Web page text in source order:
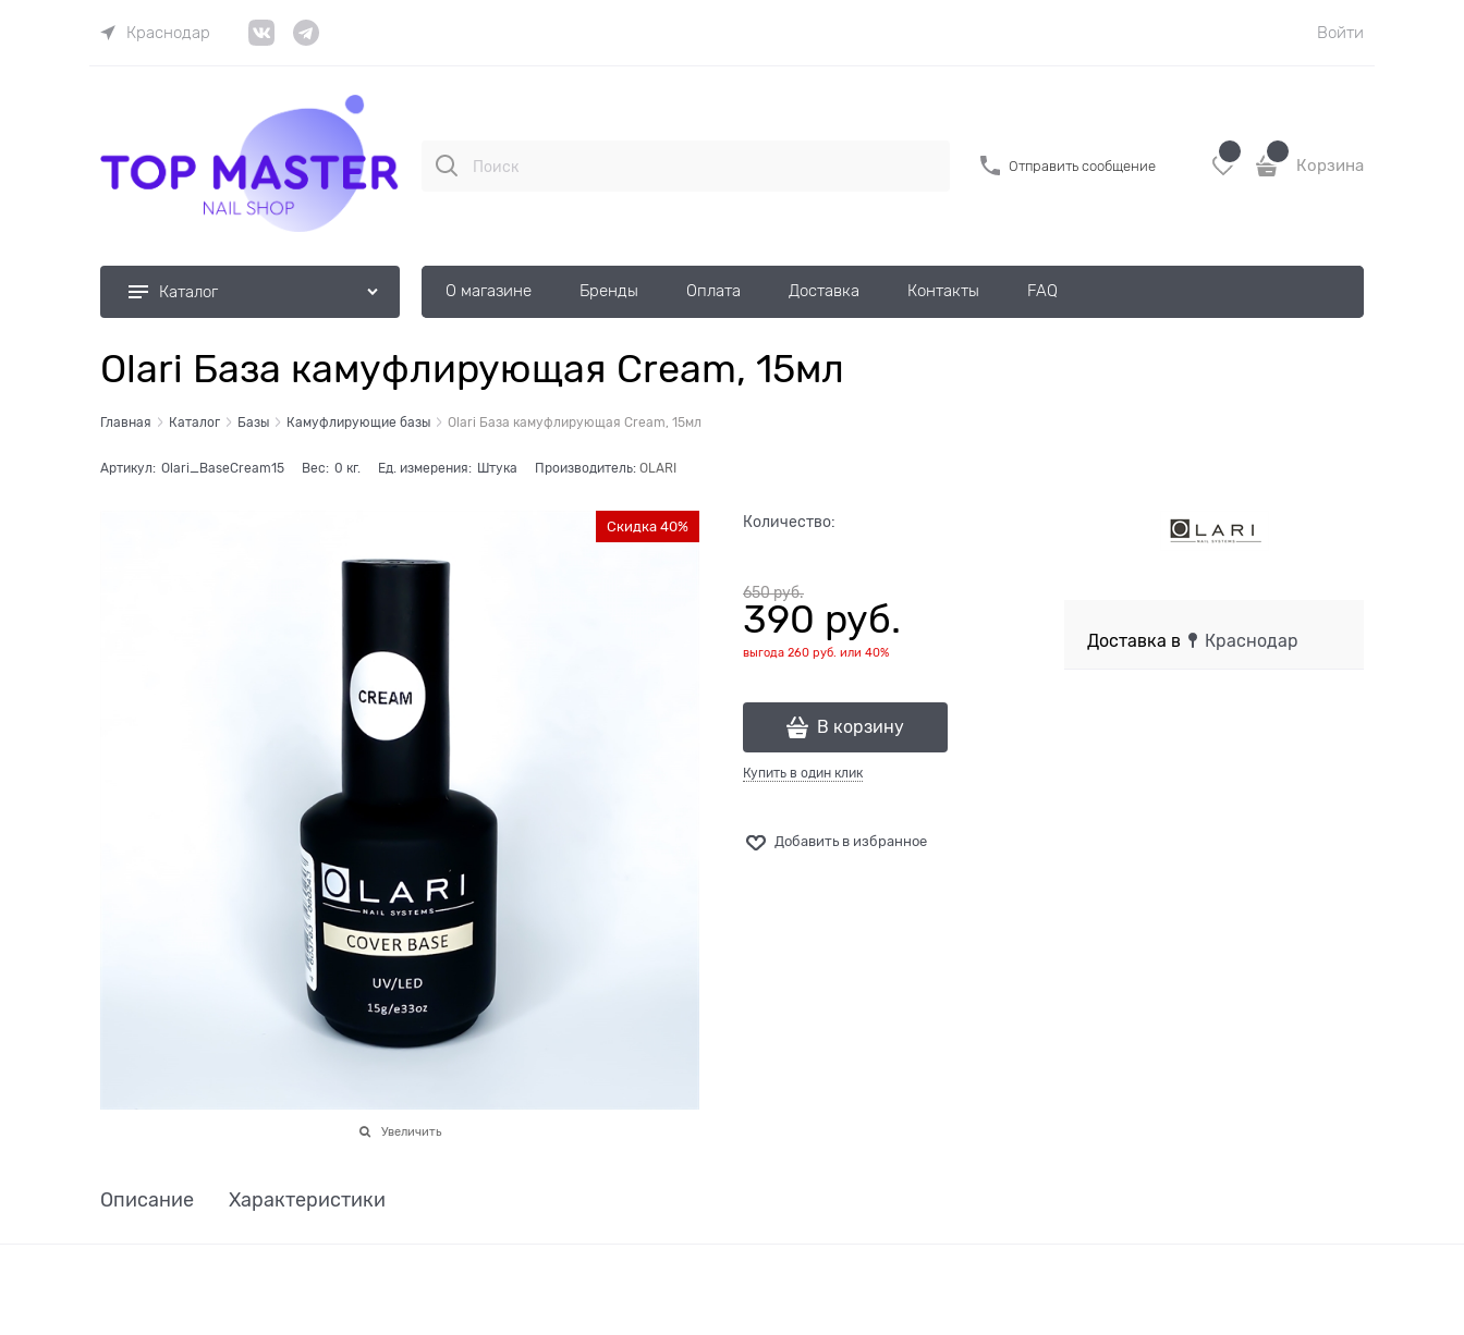
Краснодар Войти
Отправить сообщение Корзина
Каталог О магазине Бренды Оплата Доставка Контакты FAQ
Olari База камуфлирующая Cream, 15мл
Главная Каталог Базы Камуфлирующие базы Olari База камуфлирующая Cream, 15мл
Артикул: Olari_BaseCream15 Вес: 0 кг. Ед. измерения: Штука Производитель: OLARI
Скидка 40%
Увеличить
Количество:
650 руб.
390 руб.
выгода 260 руб. или 40%
В корзину
Купить в один клик
Добавить в избранное
Доставка в Краснодар
Описание Характеристики